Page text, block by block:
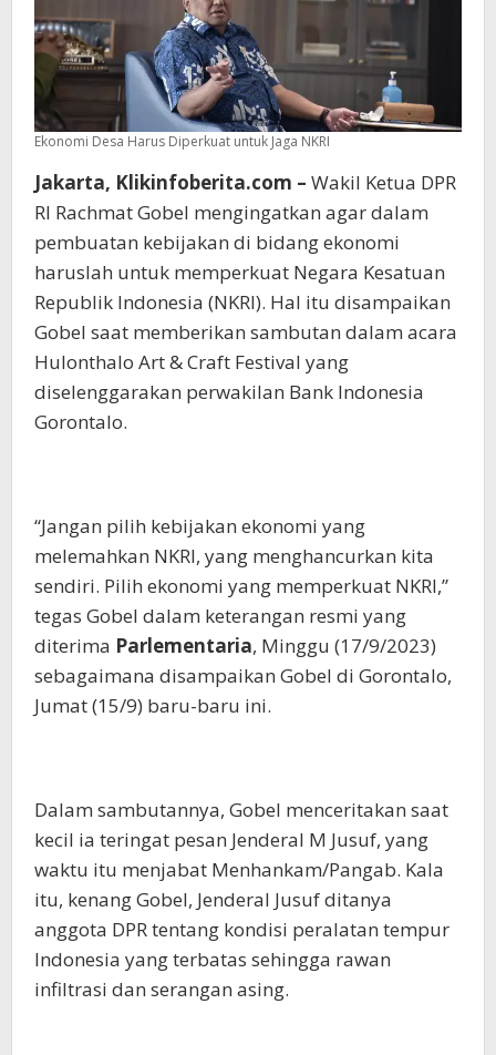
Ekonomi Desa Harus Diperkuat untuk Jaga NKRI
Jakarta, Klikinfoberita.com – Wakil Ketua DPR
RI Rachmat Gobel mengingatkan agar dalam
pembuatan kebijakan di bidang ekonomi
haruslah untuk memperkuat Negara Kesatuan
Republik Indonesia (NKRI). Hal itu disampaikan
Gobel saat memberikan sambutan dalam acara
Hulonthalo Art & Craft Festival yang
diselenggarakan perwakilan Bank Indonesia
Gorontalo.
“Jangan pilih kebijakan ekonomi yang
melemahkan NKRI, yang menghancurkan kita
sendiri. Pilih ekonomi yang memperkuat NKRI,”
tegas Gobel dalam keterangan resmi yang
diterima Parlementaria, Minggu (17/9/2023)
sebagaimana disampaikan Gobel di Gorontalo,
Jumat (15/9) baru-baru ini.
Dalam sambutannya, Gobel menceritakan saat
kecil ia teringat pesan Jenderal M Jusuf, yang
waktu itu menjabat Menhankam/Pangab. Kala
itu, kenang Gobel, Jenderal Jusuf ditanya
anggota DPR tentang kondisi peralatan tempur
Indonesia yang terbatas sehingga rawan
infiltrasi dan serangan asing.